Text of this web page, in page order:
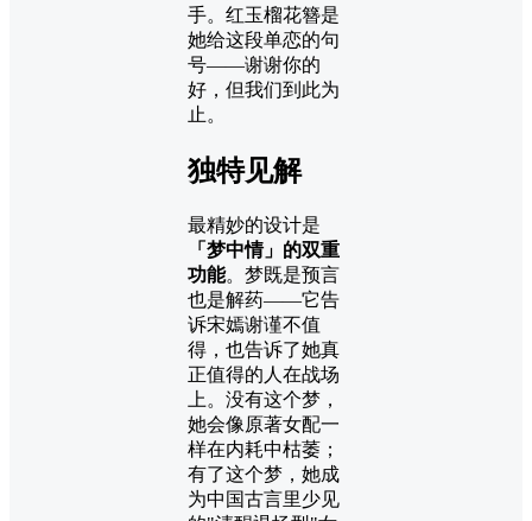
手。红玉榴花簪是
她给这段单恋的句
号——谢谢你的
好，但我们到此为
止。
独特见解
最精妙的设计是
「梦中情」的双重
功能。梦既是预言
也是解药——它告
诉宋嫣谢谨不值
得，也告诉了她真
正值得的人在战场
上。没有这个梦，
她会像原著女配一
样在内耗中枯萎；
有了这个梦，她成
为中国古言里少见